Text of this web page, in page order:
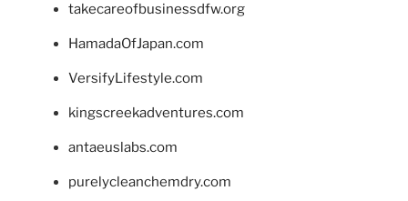
takecareofbusinessdfw.org
HamadaOfJapan.com
VersifyLifestyle.com
kingscreekadventures.com
antaeuslabs.com
purelycleanchemdry.com